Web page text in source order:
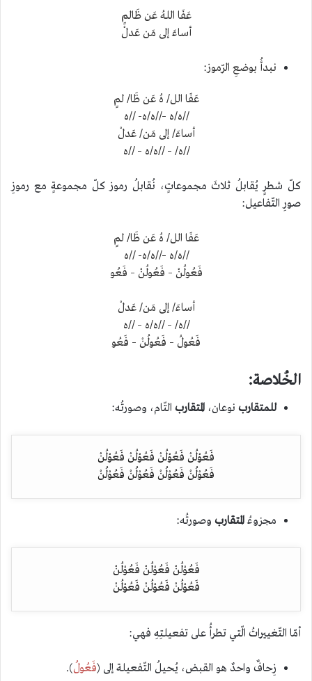
عَفَا اللهُ عَن ظَالمٍ
أساءَ إلى مَن عَدلْ
نبدأُ بوضعِ الرّموز:
عَفَا الل/ هُ عَن ظَا/ لمٍ
//ه/ه –//ه/ه- //ه
أساءَ/ إلى مَن/ عَدلْ
//ه/ – //ه/ه – //ه
كلّ شطرٍ يُقابلُ ثلاثَ مجموعاتٍ، نُقابلُ رموز كلّ مجموعةٍ مع رموزِ
صورِ التّفاعيل:
عَفَا الل/ هُ عَن ظَا/ لمٍ
//ه/ه –//ه/ه- //ه
فَعُولُنْ – فَعُولُنْ – فَعُو
أساءَ/ إلى مَن/ عَدلْ
//ه/ – //ه/ه – //ه
فَعُولُ – فَعُولُنْ – فَعُو
الخُلاصة:
للمتقارب نوعان، المتقارب التّام، وصورتُه:
فَعُوْلُنْ فَعُوْلُنْ فَعُوْلُنْ فَعُوْلُنْ
فَعُوْلُنْ فَعُوْلُنْ فَعُوْلُنْ فَعُوْلُنْ
مجزوءُالمتقارب وصورتُه:
فَعُوْلُنْ فَعُوْلُنْ فَعُوْلُنْ
فَعُوْلُنْ فَعُوْلُنْ فَعُوْلُنْ
أمّا التّغييراتُ الّتي تطرأُ على تفعيلتِهِ فهي:
زِحافٌ واحدٌ هو القبض، يُحيلُ التّفعيلة إلى (فَعُولُ).